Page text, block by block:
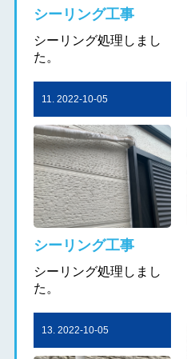
シーリング工事
シーリング処理しまし
た。
11. 2022-10-05
シーリング工事
シーリング処理しまし
た。
13. 2022-10-05